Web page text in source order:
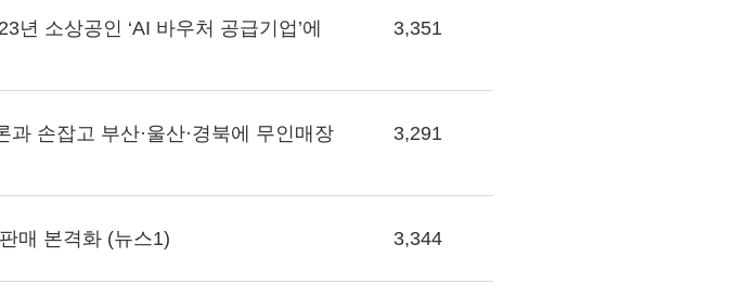
소상공인 ‘AI 바우처 공급기업’에
3,351
손잡고 부산·울산·경북에 무인매장
3,291
매 본격화 (뉴스1) 3,344